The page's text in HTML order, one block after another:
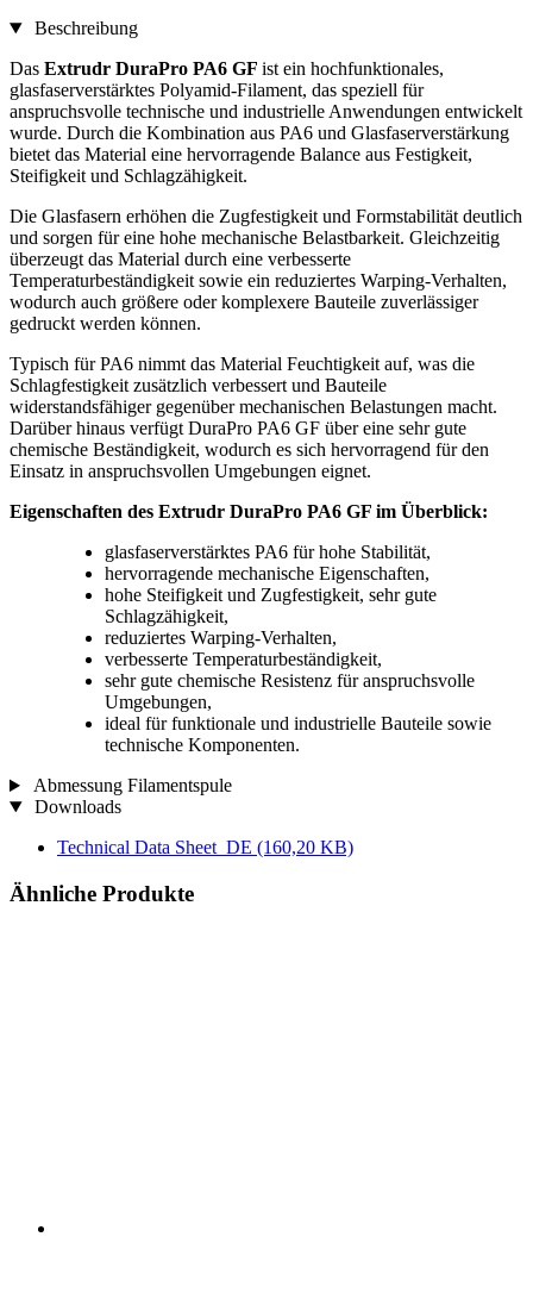
Beschreibung
Das Extrudr DuraPro PA6 GF ist ein hochfunktionales,
glasfaserverstärktes Polyamid-Filament, das speziell für
anspruchsvolle technische und industrielle Anwendungen entwickelt
wurde. Durch die Kombination aus PA6 und Glasfaserverstärkung
bietet das Material eine hervorragende Balance aus Festigkeit,
Steifigkeit und Schlagzähigkeit.
Die Glasfasern erhöhen die Zugfestigkeit und Formstabilität deutlich
und sorgen für eine hohe mechanische Belastbarkeit. Gleichzeitig
überzeugt das Material durch eine verbesserte
Temperaturbeständigkeit sowie ein reduziertes Warping-Verhalten,
wodurch auch größere oder komplexere Bauteile zuverlässiger
gedruckt werden können.
Typisch für PA6 nimmt das Material Feuchtigkeit auf, was die
Schlagfestigkeit zusätzlich verbessert und Bauteile
widerstandsfähiger gegenüber mechanischen Belastungen macht.
Darüber hinaus verfügt DuraPro PA6 GF über eine sehr gute
chemische Beständigkeit, wodurch es sich hervorragend für den
Einsatz in anspruchsvollen Umgebungen eignet.
Eigenschaften des Extrudr DuraPro PA6 GF im Überblick:
glasfaserverstärktes PA6 für hohe Stabilität,
hervorragende mechanische Eigenschaften,
hohe Steifigkeit und Zugfestigkeit, sehr gute
Schlagzähigkeit,
reduziertes Warping-Verhalten,
verbesserte Temperaturbeständigkeit,
sehr gute chemische Resistenz für anspruchsvolle
Umgebungen,
ideal für funktionale und industrielle Bauteile sowie
technische Komponenten.
Abmessung Filamentspule
Downloads
Technical Data Sheet_DE (160,20 KB)
Ähnliche Produkte